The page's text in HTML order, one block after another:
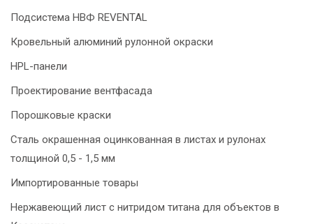
Подсистема НВФ REVENTAL
Кровельный алюминий рулонной окраски
HPL-панели
Проектирование вентфасада
Порошковые краски
Сталь окрашенная оцинкованная в листах и рулонах
толщиной 0,5 - 1,5 мм
Импортированные товары
Нержавеющий лист с нитридом титана для объектов в